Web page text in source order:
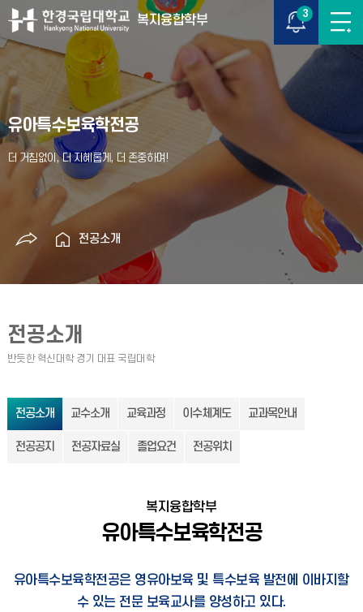
복지융합학부 3
유아특수보육학전공
전공소개
전공소개
전공소개 교수소개 교육과정 이수체계도 교과목안내
전공공지 전공자료실 졸업요건 전공위치
복지융합학부
유아특수보육학전공
유아특수보육학전공은 영유아보육 및 특수보육 발전에 이바지할
수 있는 전문 보육교사를 양성하고 있다.